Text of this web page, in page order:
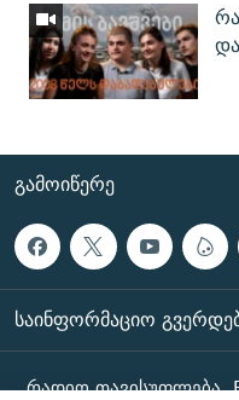
ᲒᲐᲛᲝᲘᲬᲔᲠᲔ
ᲡᲐᲘᲜᲤᲝᲠᲛᲐᲪᲘᲝ
რადიო თავისუფლება,